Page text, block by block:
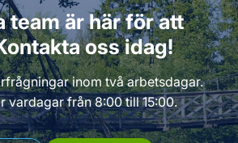
team är här för att
oss idag!
inom två arbetsdagar.
vardagar från 8:00 till 15:00.